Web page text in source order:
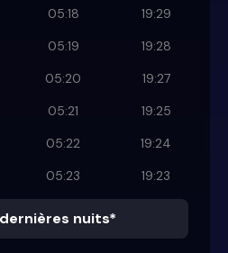
05:18
19:29
05:19
19:28
05:20
19:27
05:21
19:25
05:22
19:24
05:23 19:23
nuits*